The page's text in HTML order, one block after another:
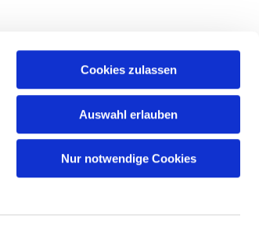
Cookies zulassen
Auswahl erlauben
Nur notwendige Cookies